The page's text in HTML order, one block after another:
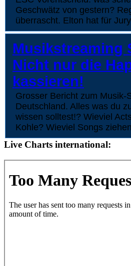
Geschwätz von gestern?
überrascht. Elton hat für
Musikstreaming
Nicht nur die
kassieren!
Grosser Bericht zum Musik-
Deutschland. Alles was du
wissen solltest!? Wieviel
Kohle? Wieviel Songs
Live Charts international: